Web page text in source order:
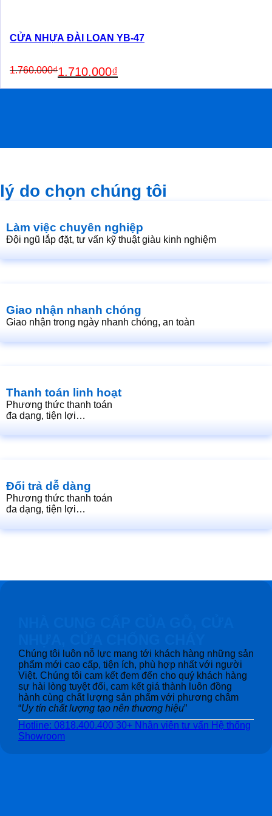
CỬA NHỰA ĐÀI LOAN YB-47
1.760.000₫
price
was:
1.710.000₫
price
is:
lý do chọn chúng tôi
Làm việc chuyên nghiệp
Đội ngũ lắp đặt, tư vấn kỹ thuật giàu kinh nghiệm
Giao nhận nhanh chóng
Giao nhận trong ngày nhanh chóng, an toàn
Thanh toán linh hoạt
Phương thức thanh toán
đa dạng, tiện lợi…
Đổi trả dễ dàng
Phương thức thanh toán
đa dạng, tiện lợi…
Chúng tôi luôn nỗ lực mang tới khách hàng những sản
phẩm mới cao cấp, tiện ích, phù hợp nhất với người
Việt. Chúng tôi cam kết đem đến cho quý khách hàng
sự hài lòng tuyệt đối, cam kết giá thành luôn đồng
hành cùng chất lượng sản phẩm với phương châm
“Uy tín chất lượng tạo nên thương hiệu”
Hotline: 0818.400.400 30+ Nhân viên tư vấn Hệ thống
Showroom